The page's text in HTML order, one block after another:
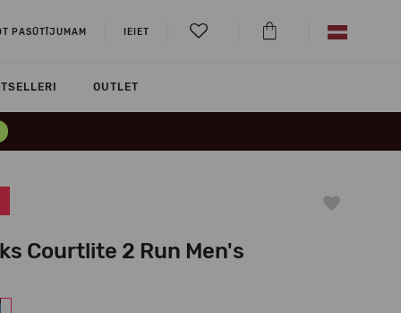
PASŪTĪJUMAM IEIET
OUTLET
Courtlite 2 Run Men's